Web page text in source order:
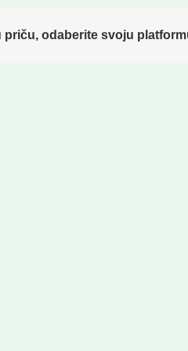
priču, odaberite svoju